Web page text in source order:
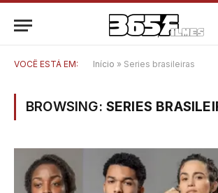
VOCÊ ESTÁ EM: Início » Series brasileiras
BROWSING: SERIES